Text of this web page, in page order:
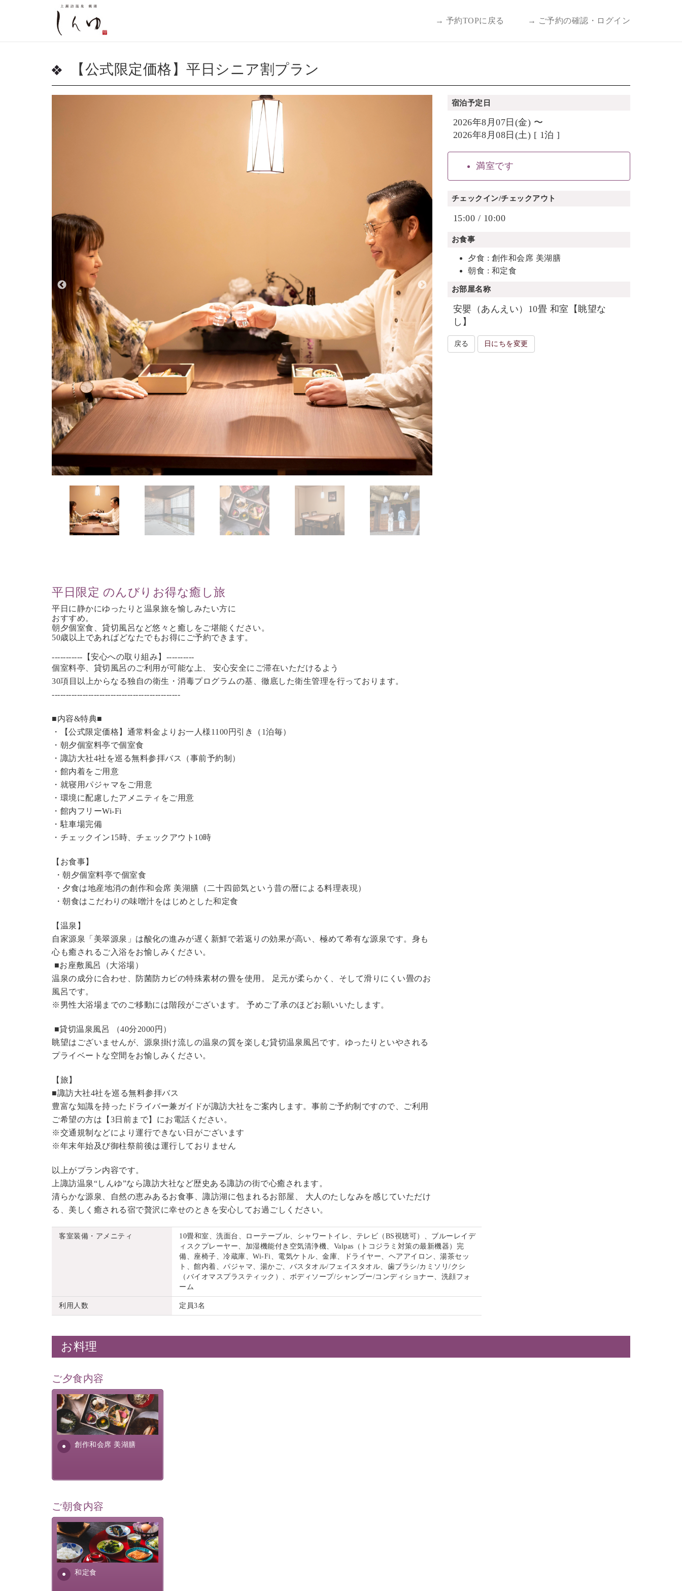
→ 予約TOPに戻る → ご予約の確認・ログイン
【公式限定価格】平日シニア割プラン
平日限定 のんびりお得な癒し旅
平日に静かにゆったりと温泉旅を愉しみたい方に
おすすめ。
朝夕個室食、貸切風呂など悠々と癒しをご堪能ください。
50歳以上であればどなたでもお得にご予約できます。
-----------【安心への取り組み】----------
個室料亭、貸切風呂のご利用が可能な上、 安心安全にご滞在いただけるよう
30項目以上からなる独自の衛生・消毒プログラムの基、徹底した衛生管理を行っております。
----------------------------------------------
■内容&特典■
・【公式限定価格】 通常料金よりお一人様1100円引き（1泊毎）
・朝夕個室料亭で個室食
・諏訪大社4社を巡る無料参拝バス（事前予約制）
・館内着をご用意
・就寝用パジャマをご用意
・環境に配慮したアメニティをご用意
・館内フリーWi-Fi
・駐車場完備
・チェックイン15時、チェックアウト10時
【お食事】
・朝夕個室料亭で個室食
・夕食は地産地消の創作和会席 美湖膳（二十四節気という昔の暦による料理表現）
・朝食はこだわりの味噌汁をはじめとした和定食
【温泉】
自家源泉「美翠源泉」は酸化の進みが遅く新鮮で若返りの効果が高い、極めて希有な源泉です。身も
心も癒されるご入浴をお愉しみください。
■お座敷風呂（大浴場）
温泉の成分に合わせ、防菌防カビの特殊素材の畳を使用。 足元が柔らかく、そして滑りにくい畳のお
風呂です。
※男性大浴場までのご移動には階段がございます。 予めご了承のほどお願いいたします。
■貸切温泉風呂 （40分2000円）
眺望はございませんが、源泉掛け流しの温泉の質を楽しむ貸切温泉風呂です。ゆったりといやされる
プライベートな空間をお愉しみください。
【旅】
■諏訪大社4社を巡る無料参拝バス
豊富な知識を持ったドライバー兼ガイドが諏訪大社をご案内します。 事前ご予約制ですので、ご利用
ご希望の方は【3日前まで】にお電話ください。
※交通規制などにより運行できない日がございます
※年末年始及び御柱祭前後は運行しておりません
以上がプラン内容です。
上諏訪温泉“しんゆ”なら諏訪大社など歴史ある諏訪の街で心癒されます。
清らかな源泉、自然の恵みあるお食事、諏訪湖に包まれるお部屋、 大人のたしなみを感じていただけ
る、美しく癒される宿で贅沢に幸せのときを安心してお過ごしください。
宿泊予定日
2026年8月07日(金) 〜
2026年8月08日(土) [ 1泊 ]
満室です
チェックイン/チェックアウト
15:00 / 10:00
お食事
夕食 : 創作和会席 美湖膳
朝食 : 和定食
お部屋名称
安嬰（あんえい）10畳 和室【眺望な
し】
戻る 日にちを変更
客室装備・アメニティ
10畳和室、洗面台、ローテーブル、シャワートイレ、テレビ（BS視聴可）、ブルーレイデ
ィスクプレーヤー、加湿機能付き空気清浄機、Valpas（トコジラミ対策の最新機器）完
備、座椅子、冷蔵庫、Wi-Fi、電気ケトル、金庫、ドライヤー、ヘアアイロン、湯茶セッ
ト、館内着、パジャマ、湯かご、バスタオル/フェイスタオル、歯ブラシ/カミソリ/クシ
（バイオマスプラスティック）、ボディソープ/シャンプー/コンディショナー、洗顔フォ
ーム
利用人数 定員3名
お料理
ご夕食内容
創作和会席 美湖膳
美湖膳とは諏訪の地で特別を
提供する為に料理長・神原 裕
明が考え出した創作和会席で
す。美しい諏訪湖の幸...
ご朝食内容
和定食
さっぱりとした和食膳に使わ
れる食材は、諏訪の名産品を
ふんだんに取り入れ、安心・
安全を心掛けた長野県産...